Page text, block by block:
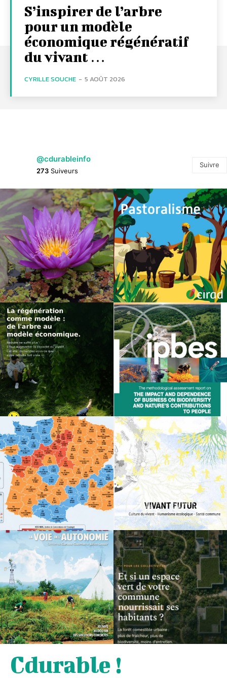
S’inspirer de l’arbre
pour un modèle
économique régénératif
du vivant …
CYRILLE SOUCHE - 5 AOÛT 2026
@cdurableinfo
273 Suiveurs
Suivre
Cdurable !